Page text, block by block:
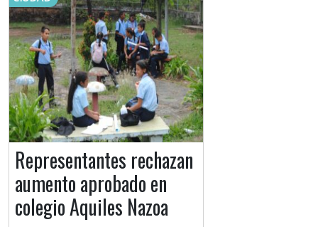
Representantes rechazan
aumento aprobado en
colegio Aquiles Nazoa